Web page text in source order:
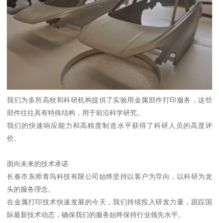
我们为多所高校和科研机构提供了实验用金属部件打印服务，这些
部件往往具有特殊结构，用于前沿科学研究。
我们的快速响应能力和高精度制造水平获得了科研人员的高度评
价。
面向未来的技术承诺
长春市东师青鸟科技有限公司始终坚持以客户为导向，以科研为龙
头的服务理念。
在金属打印技术快速发展的今天，我们持续投入研发力量，跟踪国
际最新技术动态，确保我们的服务始终保持行业领先水平。